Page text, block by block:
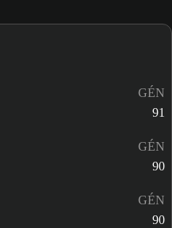
GÉN
91
GÉN
90
GÉN
90